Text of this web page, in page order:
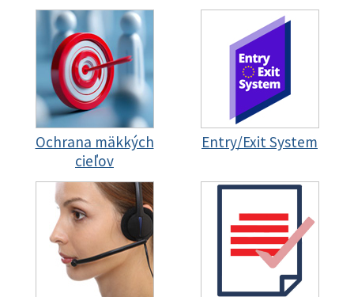
Ochrana mäkkých
cieľov
Entry/Exit System